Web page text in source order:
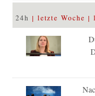
24h letzte Woche